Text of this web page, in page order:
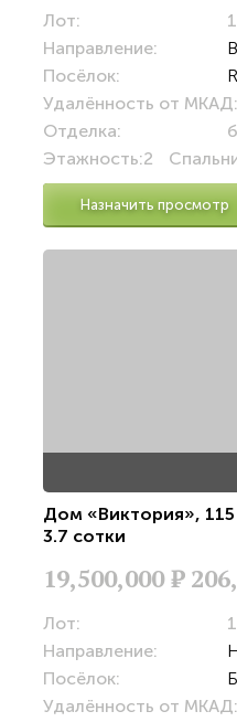
Лот:
Направление:
Посёлок:
Удалённость от МКАД:
Отделка:
Этажность:2
Назначить просмотр
Дом «Виктория»,
3.7 сотки
19,500,000Р
Лот:
Направление:
Посёлок:
Удалённость от МКАД: